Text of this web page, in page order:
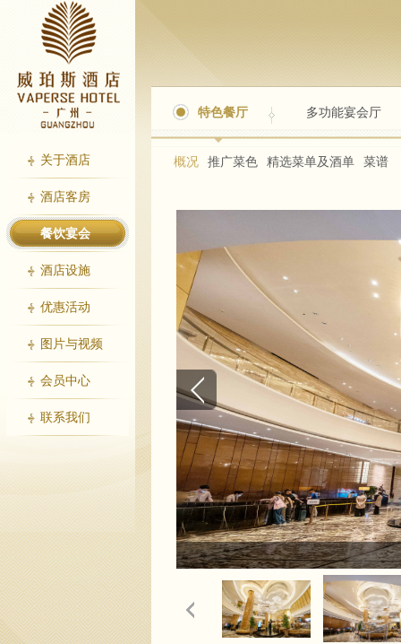
关于酒店
酒店客房
餐饮宴会
酒店设施
优惠活动
图片与视频
会员中心
联系我们
特色餐厅 多功能宴会厅
概况 推广菜色 精选菜单及酒单 菜谱